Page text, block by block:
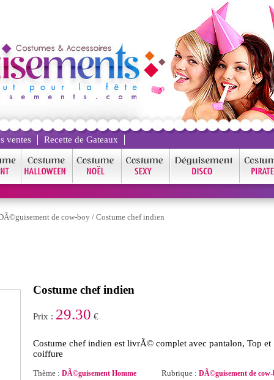
ventes Recette de Gateaux
de cow-boy/ Costume chef indien
Costume chef indien
Prix : 29.30 €
Costume chef indien est livrÃ© complet avec pantalon, Top et
coiffure
Thème : DÃ©guisement Homme Rubrique : DÃ©guisement de